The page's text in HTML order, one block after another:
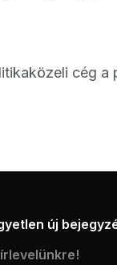
cég a
új